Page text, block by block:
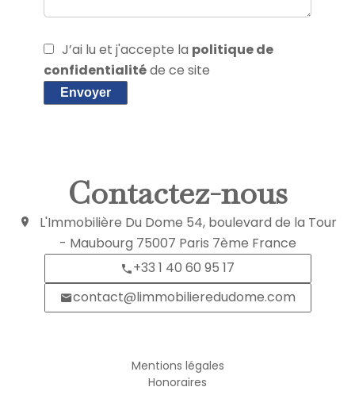
J’ai lu et j'accepte la politique de
confidentialitéde ce site
Envoyer
Contactez-nous
L'Immobilière Du Dome 54, boulevard de la Tour
- Maubourg 75007 Paris 7ème France
+33 1 40 60 95 17
contact@limmobilieredudome.com
Mentions légales
Honoraires